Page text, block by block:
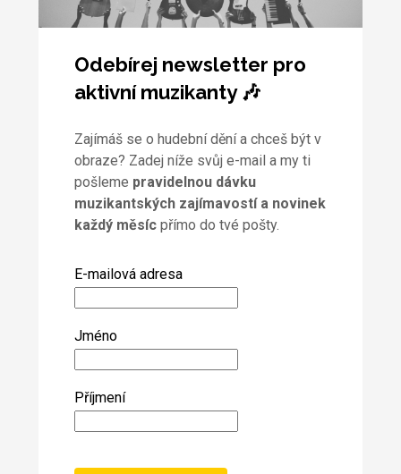
Odebírej newsletter pro
aktivní muzikanty 🎶
Zajímáš se o hudební dění a chceš být v
obraze? Zadej níže svůj e-mail a my ti
pošleme pravidelnou dávku
muzikantských zajímavostí a novinek
každý měsícpřímo do tvé pošty.
E-mailová adresa
Jméno
Příjmení